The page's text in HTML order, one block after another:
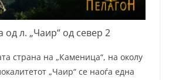
од л. „Чаир“ од север 2
страна на „Каменица“, на околу
„Чаир“ се наоѓа една